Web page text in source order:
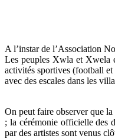
A l’instar de l’Association
Les peuples Xwla et Xwela
activités sportives (football
avec des escales dans les
On peut faire observer que
; la cérémonie officielle des
par des artistes sont venus